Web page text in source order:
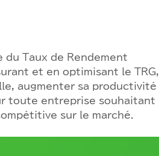
du Taux de Rendement
et en optimisant le TRG,
augmenter sa productivité
toute entreprise souhaitant
sur le marché.